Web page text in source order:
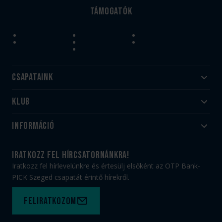
Támogatók
Csapataink
Felnőtt
Utánpótlás
Klub
#HandballFamily
Munkatársaink
PICK Aréna
Sajtóakkreditáció
Információ
Jegy- és bérletvásárlás
Webshop
Adatvédelem
Felhasználási feltételek
Kapcsolat
iratkozz fel hírcsatornánkra!
Iratkozz fel hírlevelünkre és értesülj elsőként az OTP Bank-
PICK Szeged csapatát érintő hírekről.
Feliratkozom